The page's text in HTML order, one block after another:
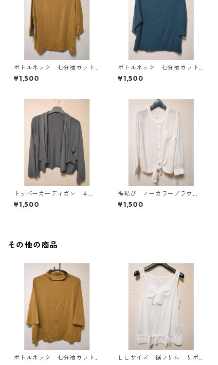
ボトルネック 七分袖カット
ソー ４Ｌ マスタード KA
E-4816
¥1,500
ボトルネック 七分袖カット
ソー ４Ｌ ティールグリー
ン KAE-4815
¥1,500
トッパーカーディガン ４
Ｌ グレー KAE-4814
¥1,500
裾結び ノーカラーブラウ
ス ３Ｌ アイボリー KAE-
4813
¥1,500
その他の商品
ボトルネック 七分袖カット
ＬＬサイズ 裾フリル リボ